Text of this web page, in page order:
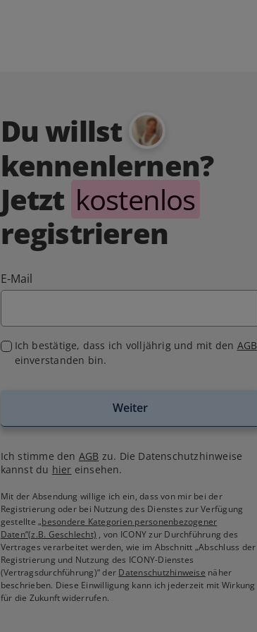
Du willst
kennenlernen?
Jetzt kostenlos
registrieren
E-Mail
Ich bestätige, dass ich volljährig und mit den AGB
einverstanden bin.
Weiter
Ich stimme den AGB zu. Die Datenschutzhinweise
kannst du hier einsehen.
Mit der Absendung willige ich ein, dass von mir bei der
Registrierung oder bei Nutzung des Dienstes zur Verfügung
gestellte„besondere Kategorien personenbezogener
Daten“(z.B. Geschlecht) , von ICONY zur Durchführung des
Vertrages verarbeitet werden, wie im Abschnitt „Abschluss der
Registrierung und Nutzung des ICONY-Dienstes
(Vertragsdurchführung)“ der Datenschutzhinweise näher
beschrieben. Diese Einwilligung kann ich jederzeit mit Wirkung
für die Zukunft widerrufen.